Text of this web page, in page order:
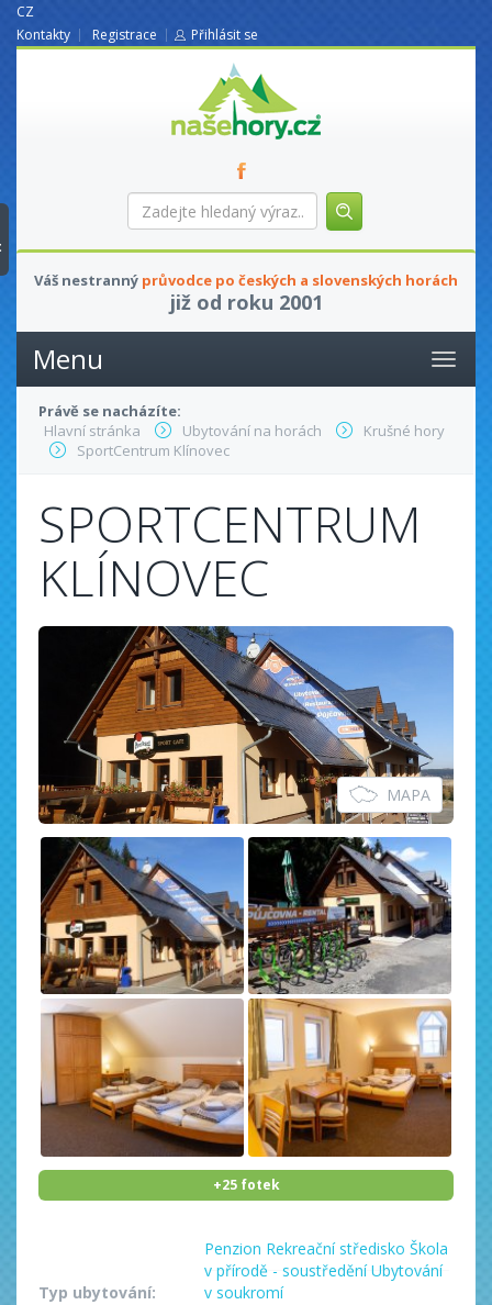
CZ
Kontakty
Registrace Přihlásit se
nasehory.cz
Zadejte
hledaný
Váš nestranný průvodce po českých a slovenských horách
již od roku 2001
Menu
Právě se nacházíte:
Hlavní stránka
Ubytování na horách
Krušné hory
SportCentrum Klínovec
SPORTCENTRUM
KLÍNOVEC
MAPA
+25 fotek
Typ ubytování:
Penzion Rekreační středisko Škola
v přírodě - soustředění Ubytování
v soukromí